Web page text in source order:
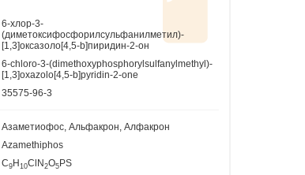
6-хлор-3-
(диметоксифосфорилсульфанилметил)-
[1,3]оксазоло[4,5-b]пиридин-2-он
6-chloro-3-(dimethoxyphosphorylsulfanylmethyl)-
[1,3]oxazolo[4,5-b]pyridin-2-one
35575-96-3
Азаметиофос, Альфакрон, Алфакрон
Azamethiphos
С9 Н 10СlN 2O5 PS